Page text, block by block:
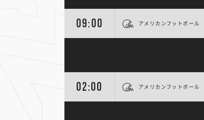
09:00 アメリカンフットボール
02:00 アメリカンフットボール